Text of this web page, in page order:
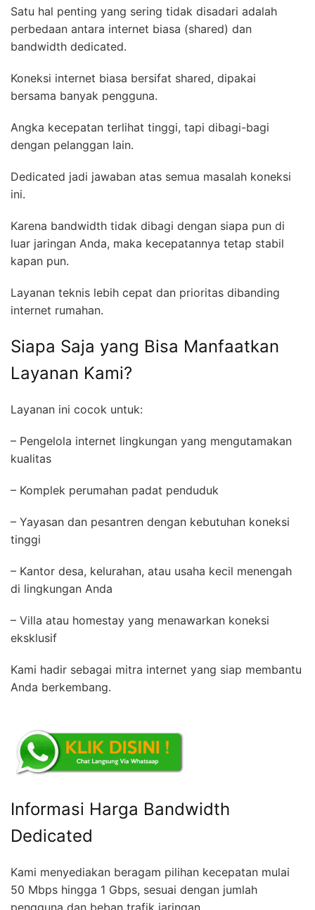
Satu hal penting yang sering tidak disadari adalah
perbedaan antara internet biasa (shared) dan
bandwidth dedicated.
Koneksi internet biasa bersifat shared, dipakai
bersama banyak pengguna.
Angka kecepatan terlihat tinggi, tapi dibagi-bagi
dengan pelanggan lain.
Dedicated jadi jawaban atas semua masalah koneksi
ini.
Karena bandwidth tidak dibagi dengan siapa pun di
luar jaringan Anda, maka kecepatannya tetap stabil
kapan pun.
Layanan teknis lebih cepat dan prioritas dibanding
internet rumahan.
Siapa Saja yang Bisa Manfaatkan
Layanan Kami?
Layanan ini cocok untuk:
– Pengelola internet lingkungan yang mengutamakan
kualitas
– Komplek perumahan padat penduduk
– Yayasan dan pesantren dengan kebutuhan koneksi
tinggi
– Kantor desa, kelurahan, atau usaha kecil menengah
di lingkungan Anda
– Villa atau homestay yang menawarkan koneksi
eksklusif
Kami hadir sebagai mitra internet yang siap membantu
Anda berkembang.
Informasi Harga Bandwidth
Dedicated
Kami menyediakan beragam pilihan kecepatan mulai
50 Mbps hingga 1 Gbps, sesuai dengan jumlah